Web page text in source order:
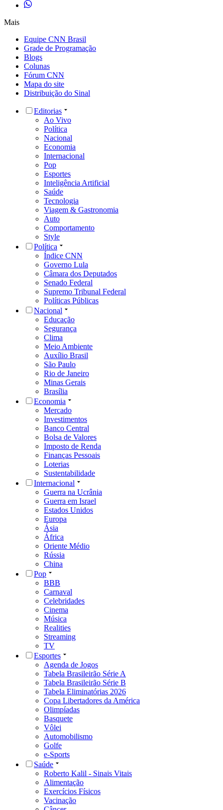
Mais
Equipe CNN Brasil
Grade de Programação
Blogs
Colunas
Fórum CNN
Mapa do site
Distribuição do Sinal
Editorias
Ao Vivo
Política
Nacional
Economia
Internacional
Pop
Esportes
Inteligência Artificial
Saúde
Tecnologia
Viagem & Gastronomia
Auto
Comportamento
Style
Política
Índice CNN
Governo Lula
Câmara dos Deputados
Senado Federal
Supremo Tribunal Federal
Políticas Públicas
Nacional
Educação
Segurança
Clima
Meio Ambiente
Auxílio Brasil
São Paulo
Rio de Janeiro
Minas Gerais
Brasília
Economia
Mercado
Investimentos
Banco Central
Bolsa de Valores
Imposto de Renda
Finanças Pessoais
Loterias
Sustentabilidade
Internacional
Guerra na Ucrânia
Guerra em Israel
Estados Unidos
Europa
Ásia
África
Oriente Médio
Rússia
China
Pop
BBB
Carnaval
Celebridades
Cinema
Música
Realities
Streaming
TV
Esportes
Agenda de Jogos
Tabela Brasileirão Série A
Tabela Brasileirão Série B
Tabela Eliminatórias 2026
Copa Libertadores da América
Olimpíadas
Basquete
Vôlei
Automobilismo
Golfe
e-Sports
Saúde
Roberto Kalil - Sinais Vitais
Alimentação
Exercícios Físicos
Vacinação